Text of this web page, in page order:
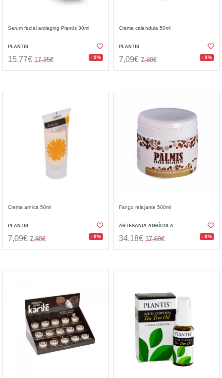
Serum facial antiaging Plantis 30ml
PLANTIS
15,77€ 17,35€ - 9%
Crema calendula 50ml
PLANTIS
7,09€ 7,80€ - 9%
Crema arnica 50ml
PLANTIS
7,09€ 7,80€ - 9%
Fango relajante 500ml
ARTESANIA AGRÍCOLA
34,18€ 37,60€ - 9%